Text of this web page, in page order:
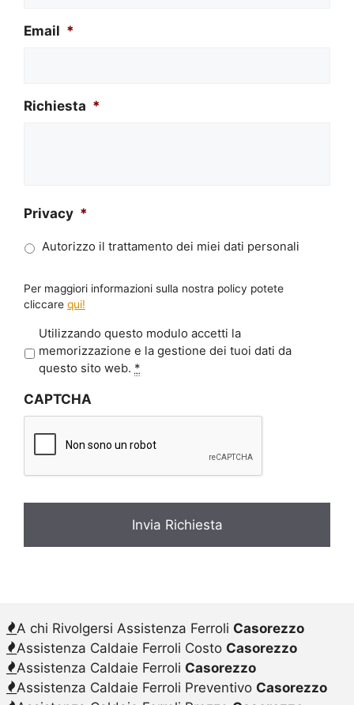
Email *
Richiesta *
Privacy *
Autorizzo il trattamento dei miei dati personali
Per maggiori informazioni sulla nostra policy potete
cliccare qui!
r
a
c
*
Utilizzando questo modulo accetti la
memorizzazione e la gestione dei tuoi dati da
questo sito web. *
CAPTCHA
A chi Rivolgersi Assistenza Ferroli Casorezzo
Assistenza Caldaie Ferroli Costo Casorezzo
Assistenza Caldaie Ferroli Casorezzo
Assistenza Caldaie Ferroli Preventivo Casorezzo